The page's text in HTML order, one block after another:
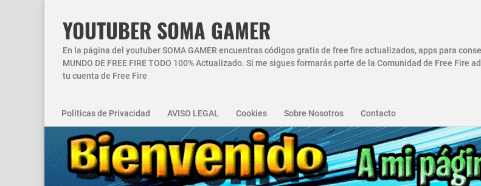
YOUTUBER SOMA GAMER
En la página del youtuber SOMA GAMER encuentras códigos gratis de free fire actualizados, apps para
MUNDO DE FREE FIRE TODO 100% Actualizado. Si me sigues formarás parte de la Comunidad de Free
tu cuenta de Free Fire
Políticas de Privacidad AVISO LEGAL Cookies Sobre Nosotros Contacto